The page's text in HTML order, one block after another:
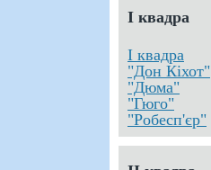
І квадра
І квадра
"Дон Кіхот"
"Дюма"
"Гюго"
"Робесп'єр"